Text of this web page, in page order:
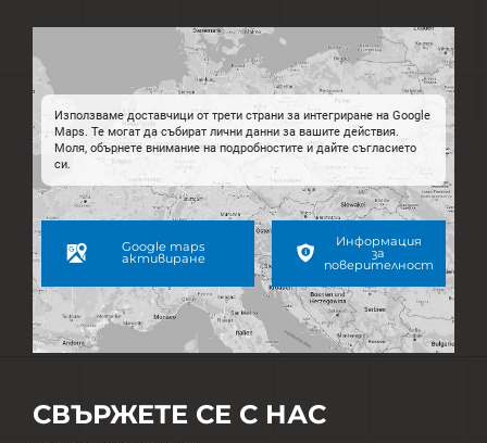
Използваме доставчици от трети страни за интегриране на Google
Maps. Те могат да събират лични данни за вашите действия.
Моля, обърнете внимание на подробностите и дайте съгласието
си.
Google maps
активиране
Информация
за
поверителност
СВЪРЖЕТЕ СЕ С НАС